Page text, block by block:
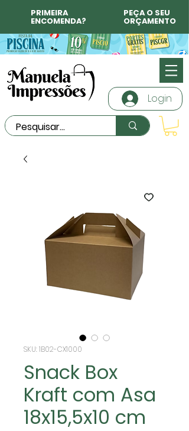
PRIMEIRA
ENCOMENDA?
PEÇA O SEU
ORÇAMENTO
Login
SKU: 1B02-CX1000
Snack Box
Kraft com Asa
18x15,5x10 cm